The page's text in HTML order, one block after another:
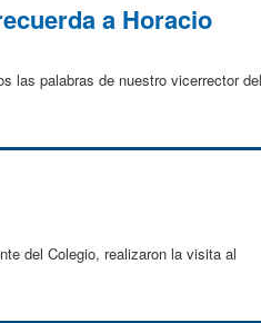
a Horacio
las palabras de nuestro vicerrector del
del Colegio, realizaron la visita al